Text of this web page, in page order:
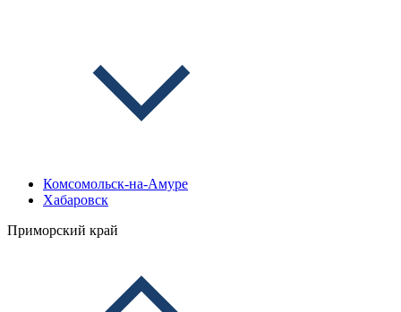
Комсомольск-на-Амуре
Хабаровск
Приморский край